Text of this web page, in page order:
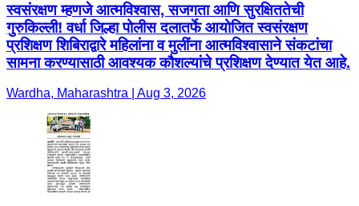
स्वसंरक्षण म्हणजे आत्मविश्वास, सजगता आणि सुरक्षिततेची
गुरुकिल्ली! वर्धा जिल्हा पोलीस दलातर्फे आयोजित स्वसंरक्षण
प्रशिक्षण शिबिराद्वारे महिलांना व मुलींना आत्मविश्वासाने संकटांचा
सामना करण्यासाठी आवश्यक कौशल्यांचे प्रशिक्षण देण्यात येत आहे.
Wardha, Maharashtra | Aug 3, 2026